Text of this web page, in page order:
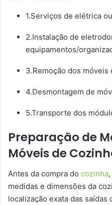
1.Serviços de elétrica
2.Instalação de
equipamentos/
3.Remoção dos
4.Desmontagem de
5.Transporte dos
Preparação de
Móveis de
Antes da compra do cozinha
medidas e dimensões da
localização exata das saídas